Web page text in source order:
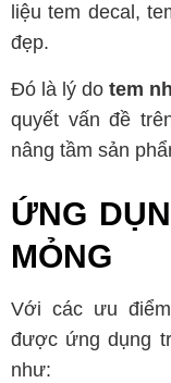
liệu tem decal,
đẹp.
Đó là lý do tem
quyết vấn đề
nâng tầm sản
ỨNG
MỎNG
Với các ưu
được ứng dụng
như: